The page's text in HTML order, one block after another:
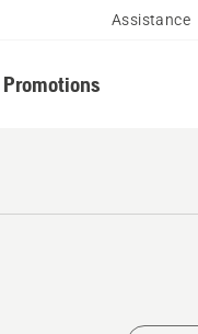
Assistance
Promotions